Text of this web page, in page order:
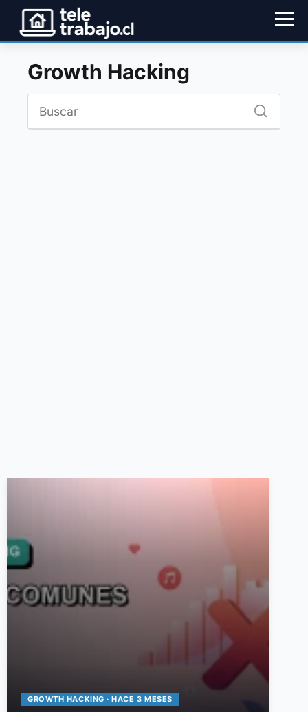
Growth Hacking
GROWTH HACKING · HACE 3 MESES